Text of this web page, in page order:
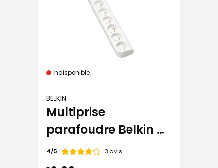
Indisponible
BELKIN
Multiprise
parafoudre Belkin 6
prises
Note
4/5 3 avis